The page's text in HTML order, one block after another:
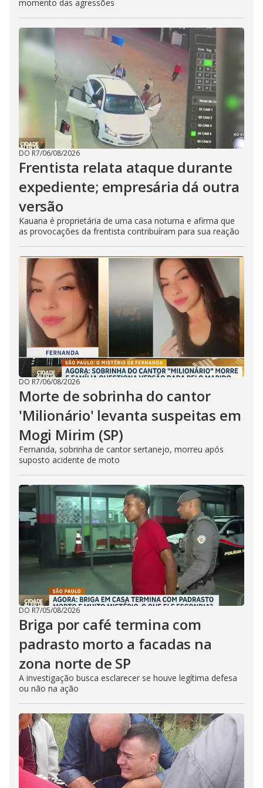
momento das agressões
DO R7/06/08/2026
Frentista relata ataque durante
expediente; empresária dá outra
versão
Kauana é proprietária de uma casa noturna e afirma que
as provocações da frentista contribuíram para sua reação
DO R7/06/08/2026
Morte de sobrinha do cantor
'Milionário' levanta suspeitas em
Mogi Mirim (SP)
Fernanda, sobrinha de cantor sertanejo, morreu após
suposto acidente de moto
DO R7/05/08/2026
Briga por café termina com
padrasto morto a facadas na
zona norte de SP
A investigação busca esclarecer se houve legítima defesa
ou não na ação